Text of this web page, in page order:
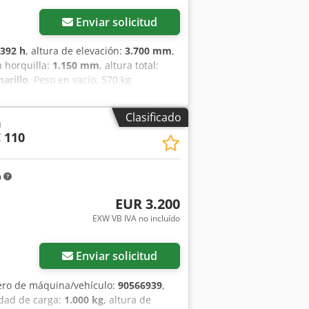
Enviar solicitud
392 h, altura de elevación: 3.700 mm,
horquilla: 1.150 mm, altura total:
, Peso en vacío: 570 kg
disponible: Sí - Tipo de
No - Número de serie: 90249381 -
de elevación: 1000 kg - Altura de
1150 mm - Ancho de las
Eléctrico - Información
2007 - Capacidad: 150 Ah -
del compartimento [mm]: 150 -
mm x 800 mm x 2240 mm (largo x
de transporte: 1 Información
El IVA es deducible para
para todo tipo de equipos
Clasificado
110
EUR 3.200
EXW VB IVA no incluído
Enviar solicitud
de máquina/vehículo: 90566939,
de carga: 1.000 kg, altura de